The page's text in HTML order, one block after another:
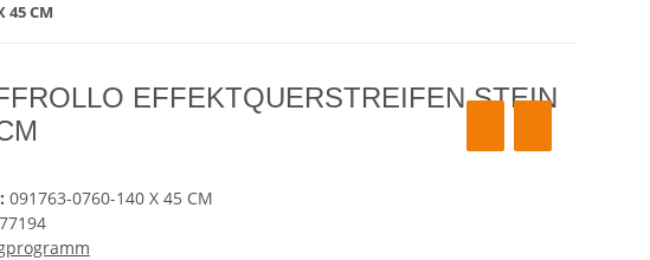
45 CM
EFFEKTQUERSTREIFEN STEIN
091763-0760-140 X 45 CM